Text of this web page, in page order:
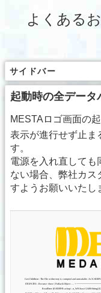
よくある
サイドバー
起動時の全デー
MESTAロゴ画面の
表示が進行せず止ま
す。
電源を入れ直しても
ない場合、弊社カス
すようお願いいたし